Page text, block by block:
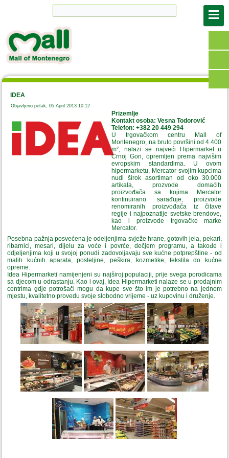
IDEA
Objavljeno petak, 05 April 2013 10:12
Prizemlje
Kontakt osoba: Vesna Todorović
Telefon: +382 20 449 294
U trgovačkom centru Mall of
Montenegro, na bruto površini od 4.400
m², nalazi se najveći Hipermarket u
Crnoj Gori, opremljen prema najvišim
evropskim standardima. U ovom
hipermarketu, Mercator svojim kupcima
nudi širok asortiman od oko 30.000
artikala, prozvode domaćih
proizvođača sa kojima Mercator
kontinuirano sarađuje, proizvode
renomiranih proizvođača iz čitave
regije i najpoznatije svetske brendove,
kao i proizvode trgovačke marke
Mercator.
Posebna pažnja posvećena je odeljenjima svježe hrane, gotovih jela, pekari,
ribarnici, mesari, dijelu za voće i povrće, dečjem programu, a takođe i
odjeljenjima koji u svojoj ponudi zadovoljavaju sve kućne potprepštine - od
malih kućnih aparata, posteljine, peškira, kozmetike, tekstila do kućne
opreme.
Idea Hipermarketi namijenjeni su najširoj populaciji, prije svega porodicama
sa djecom u odrastanju. Kao i ovaj, Idea Hipermarketi nalaze se u prodajnim
centrima gdje potrošači mogu da kupe sve što im je potrebno na jednom
mjestu, kvalitetno provedu svoje slobodno vrijeme - uz kupovinu i druženje.